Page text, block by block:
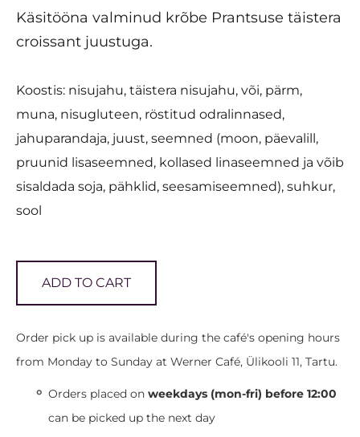
Käsitööna valminud krõbe Prantsuse täistera
croissant juustuga.
Koostis: nisujahu, täistera nisujahu, või, pärm,
muna, nisugluteen, röstitud odralinnased,
jahuparandaja, juust, seemned (moon, päevalill,
pruunid lisaseemned, kollased linaseemned ja võib
sisaldada soja, pähklid, seesamiseemned), suhkur,
sool
ADD TO CART
Order pick up is available during the café's opening hours
from Monday to Sunday at Werner Café, Ülikooli 11, Tartu.
Orders placed on weekdays (mon-fri) before 12:00
can be picked up the next day